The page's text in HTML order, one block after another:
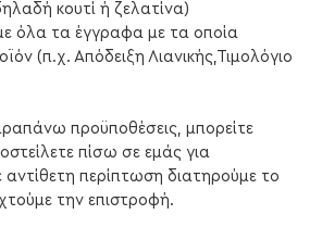
κουτί ή ζελατίνα)
όλα τα έγγραφα με τα οποία
(π.χ. Απόδειξη Λιανικής,Τιμολόγιο
προϋποθέσεις, μπορείτε
πίσω σε εμάς για
περίπτωση διατηρούμε το
την επιστροφή.